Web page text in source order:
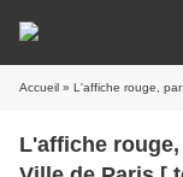
Accueil » L'affiche rouge,
L'affiche